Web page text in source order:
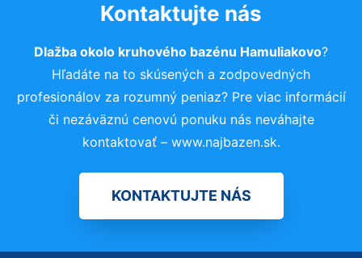
Kontaktujte nás
Dlažba okolo kruhového bazénu Hamuliakovo?
Hľadáte na to skúsených a zodpovedných
profesionálov za rozumný peniaz? Pre viac informácií
či nezáväznú cenovú ponuku nás neváhajte
kontaktovať – www.najbazen.sk.
KONTAKTUJTE NÁS